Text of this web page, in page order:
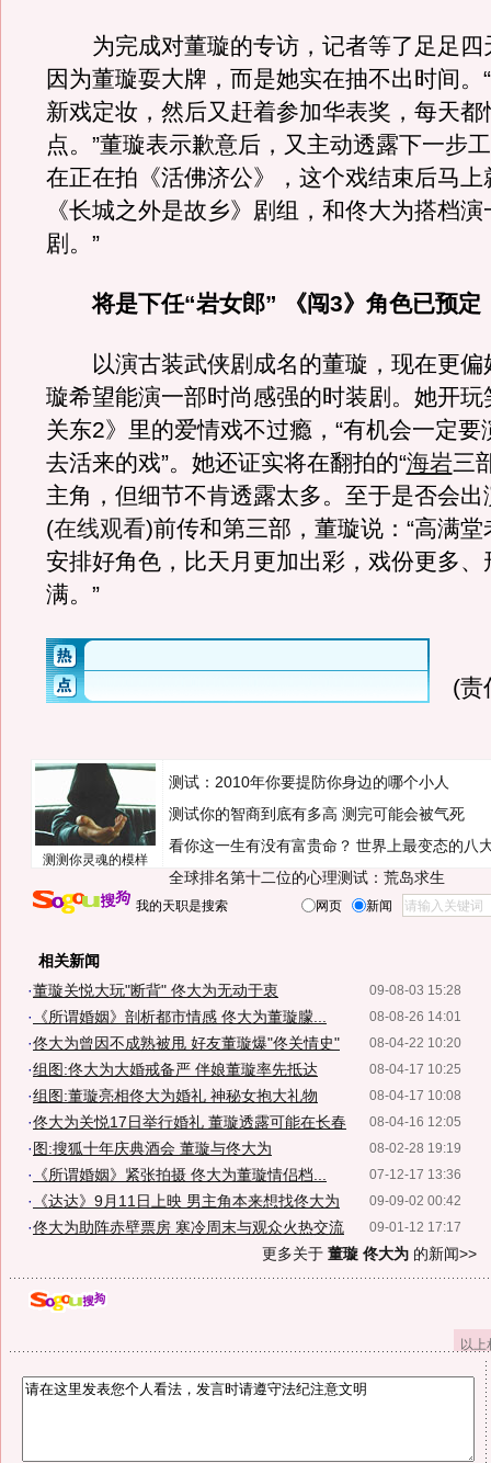
为完成对董璇的专访，记者等了足足四
因为董璇耍大牌，而是她实在抽不出时间。
新戏定妆，然后又赶着参加华表奖，每天都
点。”董璇表示歉意后，又主动透露下一步
在正在拍《活佛济公》，这个戏结束后马上
《长城之外是故乡》剧组，和佟大为搭档
剧。”
将是下任“岩女郎” 《闯3》角色已预定
以演古装武侠剧成名的董璇，现在更偏
璇希望能演一部时尚感强的时装剧。她开玩
关东2》里的爱情戏不过瘾，“有机会一定要
去活来的戏”。她还证实将在翻拍的“海岩三
主角，但细节不肯透露太多。至于是否会出
(在线观看)前传和第三部，董璇说：“高满
安排好角色，比天月更加出彩，戏份更多、
满。”
(责
测测你灵魂的模样
测试：2010年你要提防你身边的哪个小人
测试你的智商到底有多高 测完可能会被气死
看你这一生有没有富贵命？ 世界上最变态的八
全球排名第十二位的心理测试：荒岛求生
我的天职是搜索 网页 新闻
相关新闻
09-08-03 15:28
·董璇关悦大玩"断背" 佟大为无动于衷
08-08-26 14:01
· 《所谓婚姻》剖析都市情感 佟大为董璇朦...
08-04-22 10:20
·佟大为曾因不成熟被甩 好友董璇爆"佟关情史"
08-04-17 10:25
·组图:佟大为大婚戒备严 伴娘董璇率先抵达
08-04-17 10:08
·组图:董璇亮相佟大为婚礼 神秘女抱大礼物
08-04-16 12:05
·佟大为关悦17日举行婚礼 董璇透露可能在长春
08-02-28 19:19
· 图:搜狐十年庆典酒会 董璇与佟大为
07-12-17 13:36
· 《所谓婚姻》紧张拍摄 佟大为董璇情侣档...
09-09-02 00:42
· 《达达》9月11日上映 男主角本来想找佟大为
09-01-12 17:17
·佟大为助阵赤壁票房 寒冷周末与观众火热交流
更多关于 董璇 佟大为 的新闻>>
以